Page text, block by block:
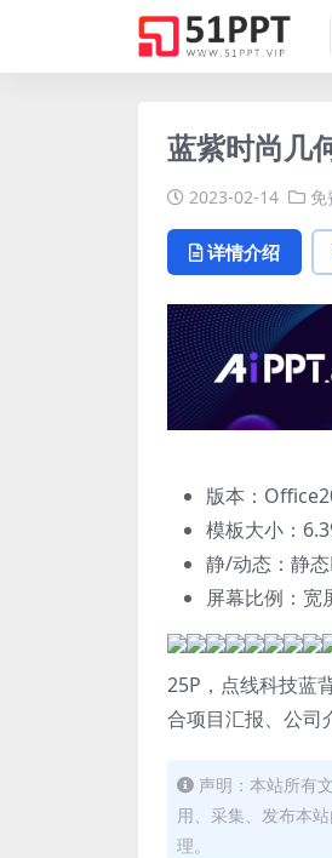
蓝紫时尚几
2023-02-14 免
详情介绍
版本：
模板大小：
静/动态：静态
屏幕比例：宽
25P，点线科技蓝
合项目汇报、公司
声明：本站所有
用、采集、发布本
理。